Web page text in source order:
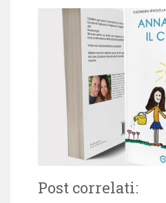
Post correlati: